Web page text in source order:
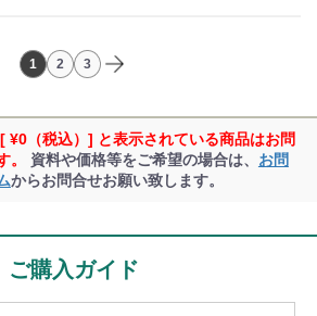
1 2 3
¥0（税込）] と表示されている商品はお問
。
資料や価格等をご希望の場合は、 お問
からお問合せお願い致します。
ご購入ガイド